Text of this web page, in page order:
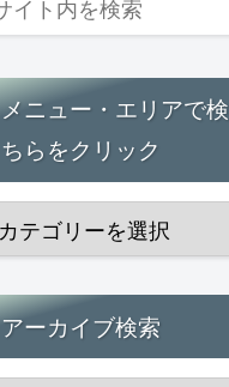
メニュー・エリアで
ちらをクリック
アーカイブ検索